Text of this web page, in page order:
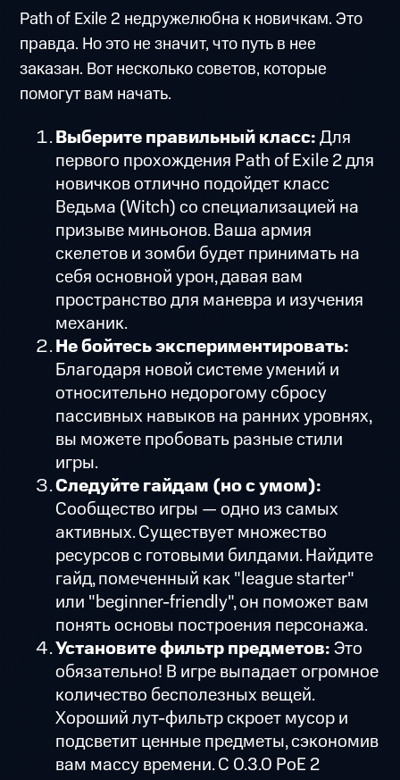
Path of Exile 2 недружелюбна к новичкам. Это
правда. Но это не значит, что путь в нее
заказан. Вот несколько советов, которые
помогут вам начать.
Выберите правильный класс:Для
первого прохождения Path of Exile 2 для
новичков отлично подойдет класс
Ведьма (Witch) со специализацией на
призыве миньонов. Ваша армия
скелетов и зомби будет принимать на
себя основной урон, давая вам
пространство для маневра и изучения
механик.
Не бойтесь экспериментировать:
Благодаря новой системе умений и
относительно недорогому сбросу
пассивных навыков на ранних уровнях,
вы можете пробовать разные стили
игры.
Следуйте гайдам (но с умом):
Сообщество игры — одно из самых
активных. Существует множество
ресурсов с готовыми билдами. Найдите
гайд, помеченный как "league starter"
или "beginner-friendly", он поможет вам
понять основы построения персонажа.
Установите фильтр предметов:Это
обязательно! В игре выпадает огромное
количество бесполезных вещей.
Хороший лут-фильтр скроет мусор и
подсветит ценные предметы, сэкономив
вам массу времени. С 0.3.0 PoE 2